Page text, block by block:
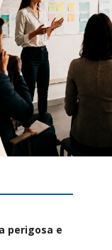
perigosa e